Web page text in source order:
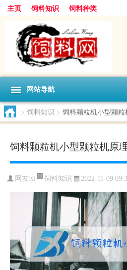
主页 饲料知识 饲料种类
网站导航
> 饲料知识 > 饲料颗粒机小型颗粒
饲料颗粒机小型颗粒机原
网友:sl 饲料知识 2022-11-09